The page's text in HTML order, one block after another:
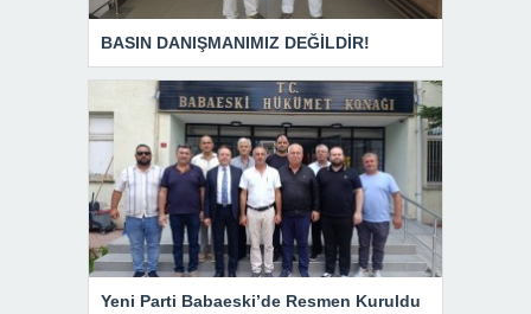
BASIN DANIŞMANIMIZ DEĞİLDİR!
Yeni Parti Babaeski’de Resmen Kuruldu